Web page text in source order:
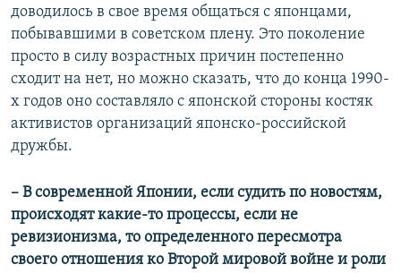
доводилось в свое время общаться с японцами,
побывавшими в советском плену. Это поколение
просто в силу возрастных причин постепенно
сходит на нет, но можно сказать, что до конца 1990-
х годов оно составляло с японской стороны костяк
активистов организаций японско-российской
дружбы.
– В современной Японии, если судить по новостям,
происходят какие-то процессы, если не
ревизионизма, то определенного пересмотра
своего отношения ко Второй мировой войне и роли